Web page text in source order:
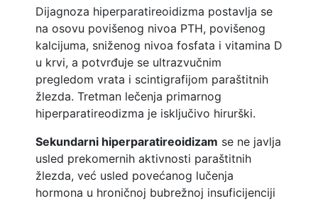
Dijagnoza hiperparatireoidizma postavlja se
na osovu povišenog nivoa PTH, povišenog
kalcijuma, sniženog nivoa fosfata i vitamina D
u krvi, a potvrđuje se ultrazvučnim
pregledom vrata i scintigrafijom paraštitnih
žlezda. Tretman lečenja primarnog
hiperparatireodizma je isključivo hirurški.
Sekundarni hiperparatireoidizam se ne javlja
usled prekomernih aktivnosti paraštitnih
žlezda, već usled povećanog lučenja
hormona u hroničnoj bubrežnoj insuficijenciji